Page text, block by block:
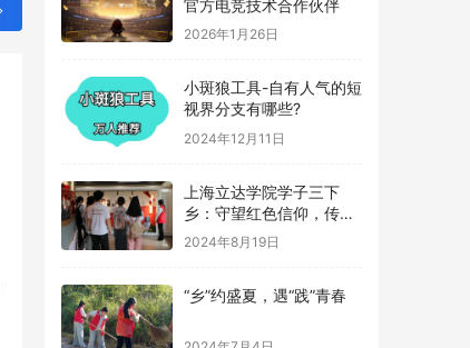
2024年12月11日
革命记忆
2024年8月19日